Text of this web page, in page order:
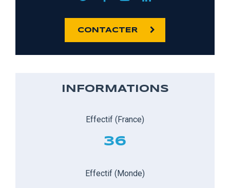
CONTACTER
INFORMATIONS
Effectif (France)
36
Effectif (Monde)